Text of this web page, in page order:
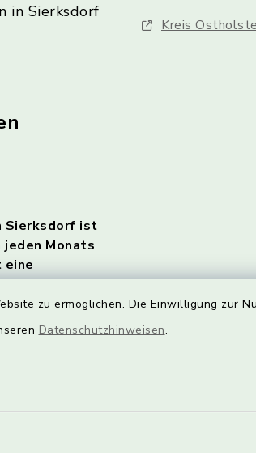
zu ermöglichen. Die Einwilligung zur
Datenschutzhinweisen.
in Sierksdorf
Sierksdorf ist
Monats
eine
Kreis